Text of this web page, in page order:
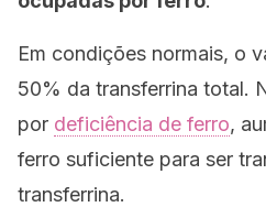
Em condições normais, o
50% da transferrina total.
por deficiência de ferro,
ferro suficiente para ser
transferrina.